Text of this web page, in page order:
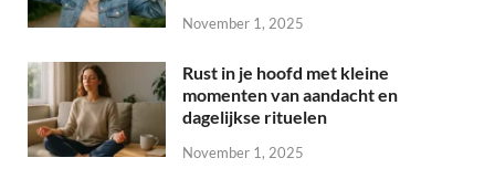
November 1, 2025
Rust in je hoofd met kleine
momenten van aandacht en
dagelijkse rituelen
November 1, 2025